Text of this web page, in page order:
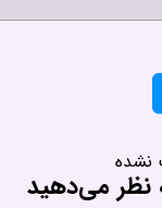
نشده
نظر می‌دهید